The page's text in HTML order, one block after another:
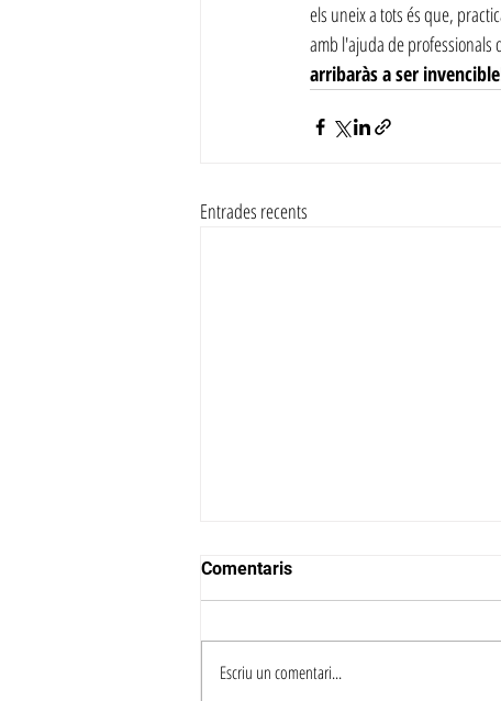
els uneix a tots és que,
amb l'ajuda de professionals
arribaràs a ser
Entrades recents
Comentaris
Escriu un comentari...